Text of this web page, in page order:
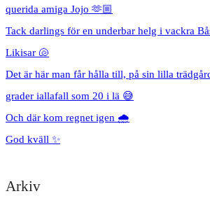
querida amiga Jojo 🫶🏼
Tack darlings för en underbar helg i vackra
Likisar 🐚
Det är här man får hålla till, på sin lilla
grader iallafall som 20 i lä 😅
Och där kom regnet igen 🌧️
God kväll ✨
Arkiv